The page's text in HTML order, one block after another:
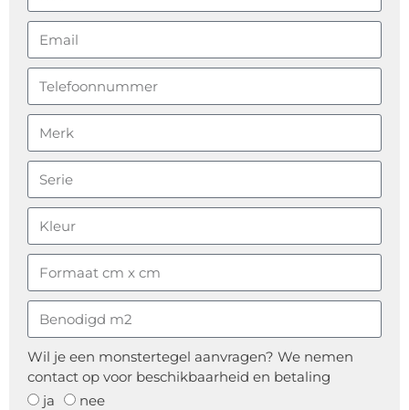
Wil je een monstertegel aanvragen? We nemen
contact op voor beschikbaarheid en betaling
ja
nee